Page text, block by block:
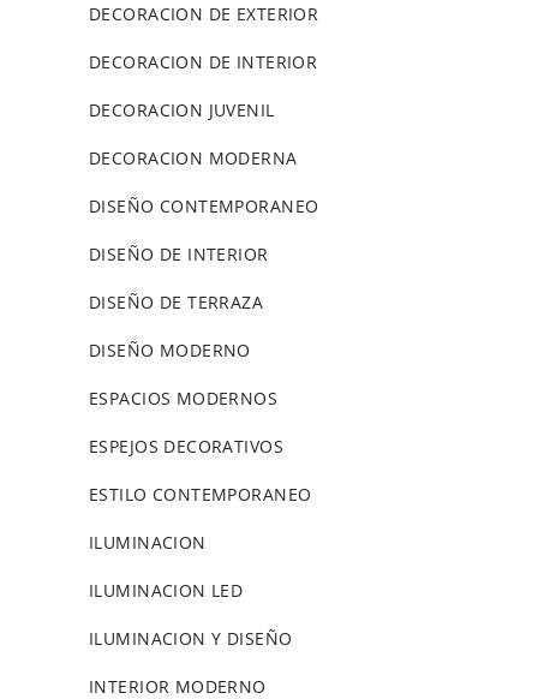
DECORACION DE EXTERIOR
DECORACION DE INTERIOR
DECORACION JUVENIL
DECORACION MODERNA
DISEÑO CONTEMPORANEO
DISEÑO DE INTERIOR
DISEÑO DE TERRAZA
DISEÑO MODERNO
ESPACIOS MODERNOS
ESPEJOS DECORATIVOS
ESTILO CONTEMPORANEO
ILUMINACION
ILUMINACION LED
ILUMINACION Y DISEÑO
INTERIOR MODERNO